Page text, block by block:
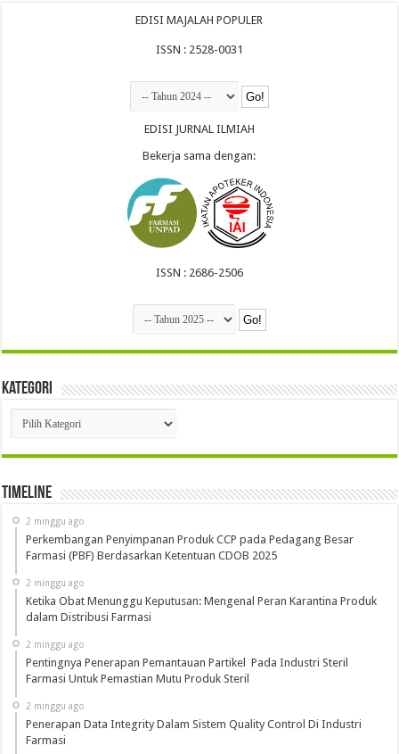
EDISI MAJALAH POPULER
ISSN : 2528-0031
EDISI JURNAL ILMIAH
Bekerja sama dengan:
ISSN : 2686-2506
Kategori
Kategori
Timeline
2 minggu ago
Perkembangan Penyimpanan Produk CCP pada Pedagang Besar
Farmasi (PBF) Berdasarkan Ketentuan CDOB 2025
2 minggu ago
Ketika Obat Menunggu Keputusan: Mengenal Peran Karantina Produk
dalam Distribusi Farmasi
2 minggu ago
Pentingnya Penerapan Pemantauan Partikel Pada Industri Steril
Farmasi Untuk Pemastian Mutu Produk Steril
2 minggu ago
Penerapan Data Integrity Dalam Sistem Quality Control Di Industri
Farmasi